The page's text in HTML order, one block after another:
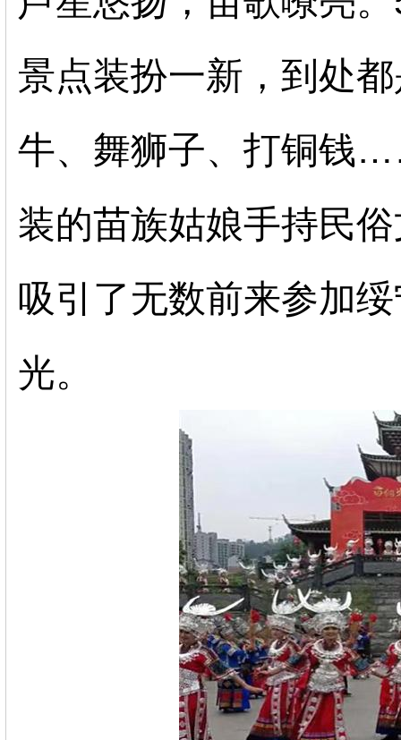
景点装扮一新，到处
牛、舞狮子、打铜钱
装的苗族姑娘手持民
吸引了无数前来参加
光。